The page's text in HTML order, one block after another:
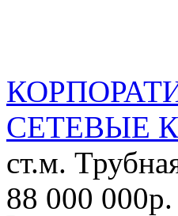
СЕТЕВЫЕ
ст.м.
88 000 000р.